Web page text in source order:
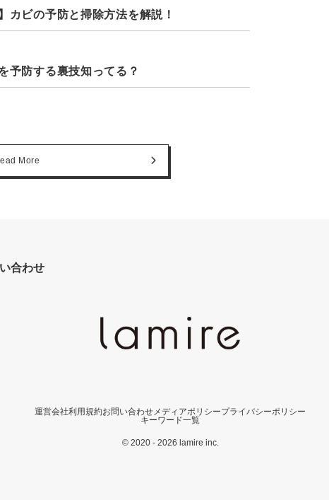
カビの予防と掃除方法を解説！
予防する裏技知ってる？
More
合わせ
運営会社利用規約お問い合わせメディアポリシープライバシーポリシー
キーワード一覧
© 2020 - 2026 lamire inc.